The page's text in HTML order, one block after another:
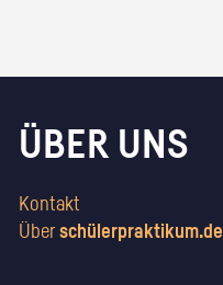
ÜBER UNS
Kontakt
Überschülerpraktikum.de